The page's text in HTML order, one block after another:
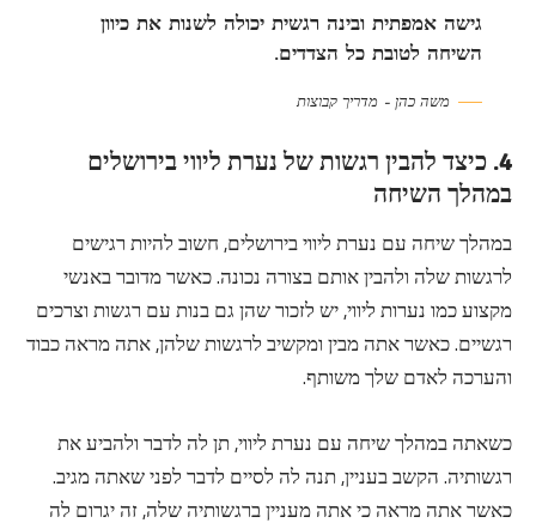
גישה אמפתית ובינה רגשית יכולה לשנות את כיוון
השיחה לטובת כל הצדדים.
משה כהן – מדריך קבוצות
4. כיצד להבין רגשות של נערת ליווי בירושלים
במהלך השיחה
במהלך שיחה עם נערת ליווי בירושלים, חשוב להיות רגישים
לרגשות שלה ולהבין אותם בצורה נכונה. כאשר מדובר באנשי
מקצוע כמו נערות ליווי, יש לזכור שהן גם בנות עם רגשות וצרכים
רגשיים. כאשר אתה מבין ומקשיב לרגשות שלהן, אתה מראה כבוד
והערכה לאדם שלך משותף.
כשאתה במהלך שיחה עם נערת ליווי, תן לה לדבר ולהביע את
רגשותיה. הקשב בעניין, תנה לה לסיים לדבר לפני שאתה מגיב.
כאשר אתה מראה כי אתה מעניין ברגשותיה שלה, זה יגרום לה